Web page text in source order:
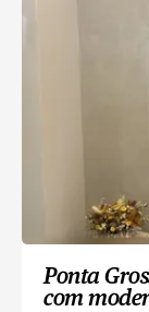
Ponta
com